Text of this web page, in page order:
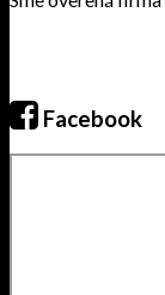
Facebook